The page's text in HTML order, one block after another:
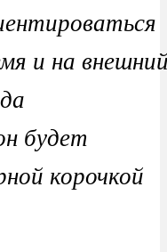
и на
будет
корочкой